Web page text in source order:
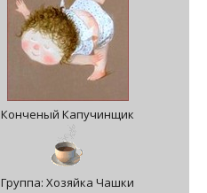
Конченый Капучинщик
Группа: Хозяйка Чашки